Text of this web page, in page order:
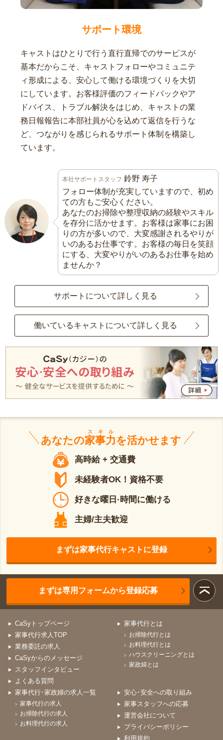
サポート環境
キャストはひとりで行う直行直帰でのサービスが
基本だからこそ、キャストフォローやコミュニテ
ィ形成による、安心して働ける環境づくりを大切
にしています。お客様評価のフィードバックやア
ドバイス、トラブル解決をはじめ、キャストの業
務日報報告に本部社員が心を込めて返信を行うな
ど、つながりを感じられるサポート体制を構築し
ています。
本社サポートスタッフ 鈴野 寿子
フォロー体制が充実していますので、初め
ての方もご安心ください。
あなたのお掃除や整理収納の経験やスキル
を存分に活かせます。お客様は家事にお困
りの方が多いので、大変感謝されるやりが
いのあるお仕事です。お客様の毎日を笑顔
にする、大変やりがいのあるお仕事を始め
ませんか？
サポートについて詳しく見る
働いているキャストについて詳しく見る
あなたの家事力
スキル
を活かせます
高時給 + 交通費
未経験者OK！資格不要
好きな曜日·時間に働ける
主婦/主夫歓迎
まずは家事代行キャストに登録
まずは専用フォームから登録応募
CaSyトップページ
家事代行求人TOP
業務委託の求人
CaSyからのメッセージ
スタッフインタビュー
よくある質問
家事代行とは
お掃除代行とは
お料理代行とは
ハウスクリーニングとは
家政婦とは
家事代行･家政婦の求人一覧
家事代行の求人
お掃除代行の求人
お料理代行の求人
安心･安全への取り組み
家事スタッフへの応募
運営会社について
プライバシーポリシー
利用規約